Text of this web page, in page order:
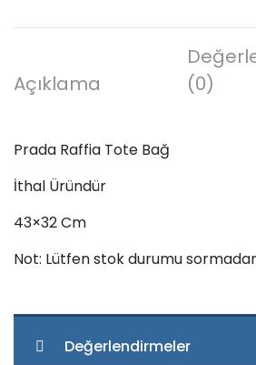
Açıklama
(0)
Prada Raffia Tote Bağ
İthal Üründür
43×32 Cm
Not: Lütfen stok durumu sormadan
Değerlendirmeler